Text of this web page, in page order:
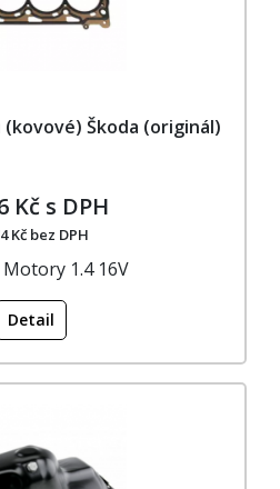
(kovové) Škoda (originál)
Kč s DPH
Kč bez DPH
1.4 16V
Detail